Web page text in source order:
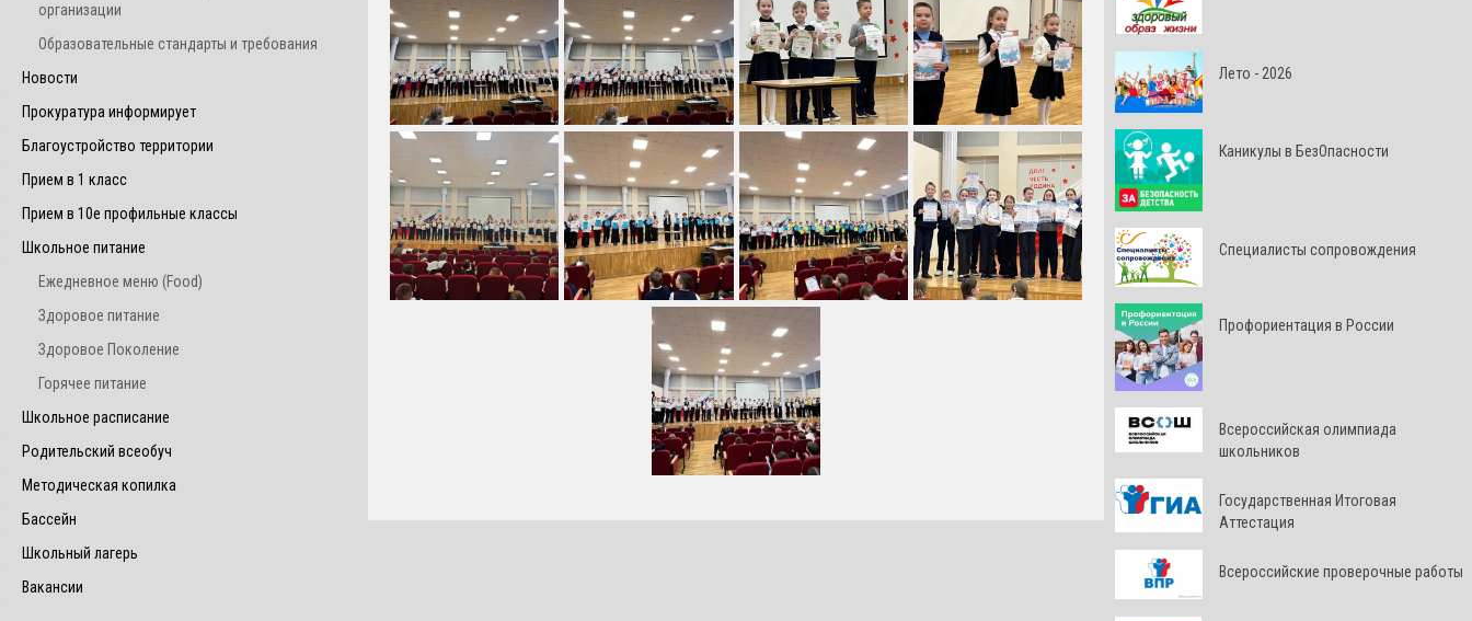
организации
Образовательные стандарты и требования
Новости
Прокуратура информирует
Благоустройство территории
Прием в 1 класс
Прием в 10е профильные классы
Школьное питание
Ежедневное меню (Food)
Здоровое питание
Здоровое Поколение
Горячее питание
Школьное расписание
Родительский всеобуч
Методическая копилка
Бассейн
Школьный лагерь
Вакансии
Лето - 2026
Каникулы в БезОпасности
Специалисты сопровождения
Профориентация в России
Всероссийская олимпиада
школьников
Государственная Итоговая
Аттестация
Всероссийские проверочные работы